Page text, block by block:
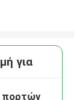
για
πορτών